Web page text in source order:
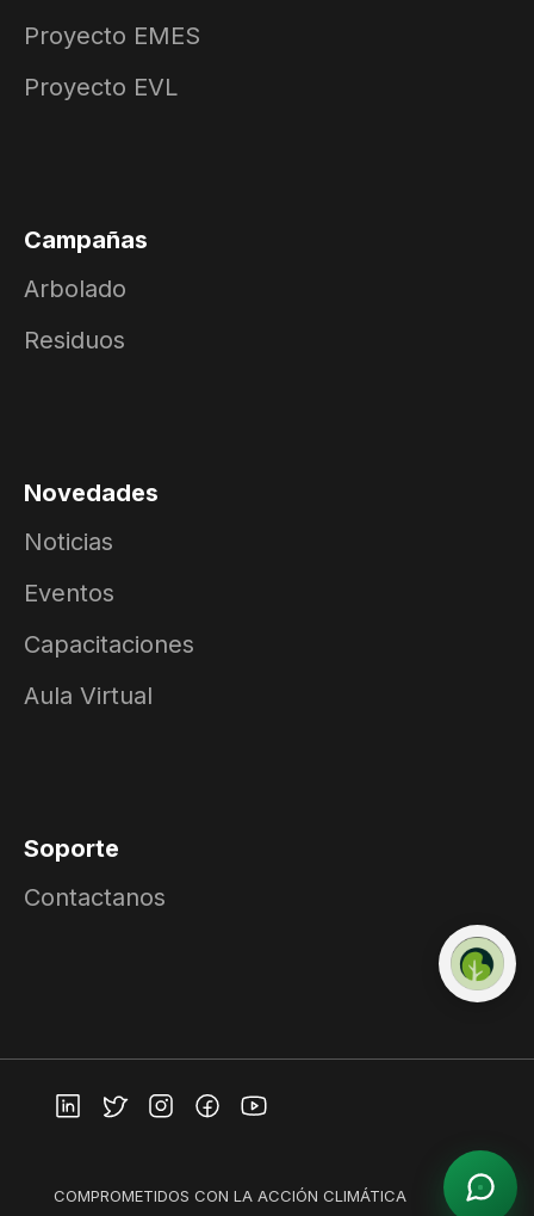
Proyecto EMES
Proyecto EVL
Campañas
Arbolado
Residuos
Novedades
Noticias
Eventos
Capacitaciones
Aula Virtual
Soporte
Contactanos
COMPROMETIDOS CON LA ACCIÓN CLIMÁTICA